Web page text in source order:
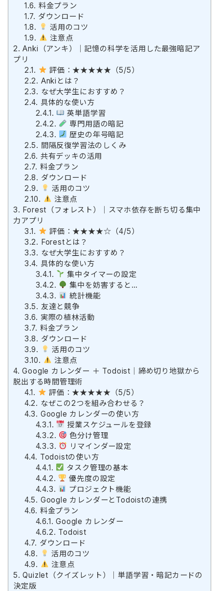
1.6. 料金プラン
1.7. ダウンロード
1.8.
活用のコツ
1.9.
注意点
2. Anki（アンキ）｜記憶の科学を活用した最強暗記ア
プリ
2.1.
評価：★★★★★（5/5）
2.2. Ankiとは？
2.3. なぜ大学生におすすめ？
2.4. 具体的な使い方
2.4.1.
英単語学習
2.4.2.
専門用語の暗記
2.4.3.
歴史の年号暗記
2.5. 間隔反復学習法のしくみ
2.6. 共有デッキの活用
2.7. 料金プラン
2.8. ダウンロード
2.9.
活用のコツ
2.10.
注意点
3. Forest（フォレスト）｜スマホ依存を断ち切る集中
力アプリ
3.1.
評価：★★★★☆（4/5）
3.2. Forestとは？
3.3. なぜ大学生におすすめ？
3.4. 具体的な使い方
3.4.1.
集中タイマーの設定
3.4.2.
集中を妨害すると…
3.4.3.
統計機能
3.5. 友達と競争
3.6. 実際の植林活動
3.7. 料金プラン
3.8. ダウンロード
3.9.
活用のコツ
3.10.
注意点
4. Google カレンダー ＋ Todoist｜締め切り地獄から
脱出する時間管理術
4.1.
評価：★★★★★（5/5）
4.2. なぜこの2つを組み合わせる？
4.3. Google カレンダーの使い方
4.3.1.
授業スケジュールを登録
4.3.2.
色分け管理
4.3.3.
リマインダー設定
4.4. Todoistの使い方
4.4.1.
タスク管理の基本
4.4.2.
優先度の設定
4.4.3.
プロジェクト機能
4.5. Google カレンダーとTodoistの連携
4.6. 料金プラン
4.6.1. Google カレンダー
4.6.2. Todoist
4.7. ダウンロード
4.8.
活用のコツ
4.9.
注意点
5. Quizlet（クイズレット）｜単語学習・暗記カードの
決定版